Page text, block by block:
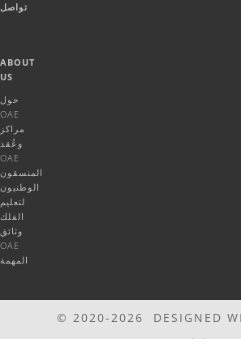
تواصل
ABOUT
US
حول
OAE
مراكز
وعُقد
OAE
المنسقون
الوطنيون
لتعليم
الفلك
وثائق
OAE
المهمة
© 2020-2026 DESIGNED